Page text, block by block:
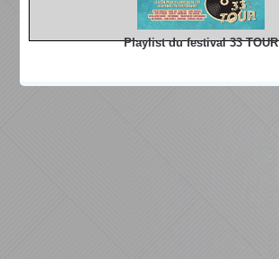
Playlist du festival 33 TOUR